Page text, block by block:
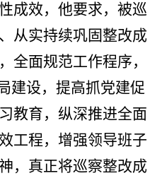
成效，他要求，被巡
从实持续巩固整改成
全面规范工作程序，
建设，提高抓党建促
教育，纵深推进全面
工程，增强领导班子
，真正将巡察整改成